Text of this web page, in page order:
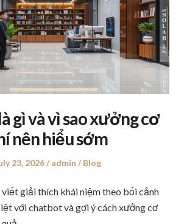
gì và vì sao xưởng cơ
nên hiểu sớm
23, 2026 Author
admin
Posted
Blog
viết giải thích khái niệm theo bối cảnh
với chatbot và gợi ý cách xưởng cơ